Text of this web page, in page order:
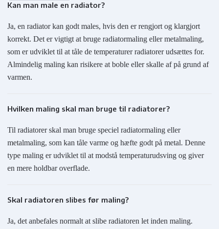
Kan man male en radiator?
Ja, en radiator kan godt males, hvis den er rengjort og klargjort
korrekt. Det er vigtigt at bruge radiatormaling eller metalmaling,
som er udviklet til at tåle de temperaturer radiatorer udsættes for.
Almindelig maling kan risikere at boble eller skalle af på grund af
varmen.
Hvilken maling skal man bruge til radiatorer?
Til radiatorer skal man bruge speciel radiatormaling eller
metalmaling, som kan tåle varme og hæfte godt på metal. Denne
type maling er udviklet til at modstå temperaturudsving og giver
en mere holdbar overflade.
Skal radiatoren slibes før maling?
Ja, det anbefales normalt at slibe radiatoren let inden maling.